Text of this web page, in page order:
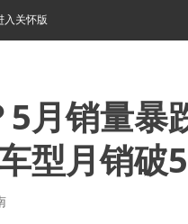
入关怀版
月销量暴
型月销破